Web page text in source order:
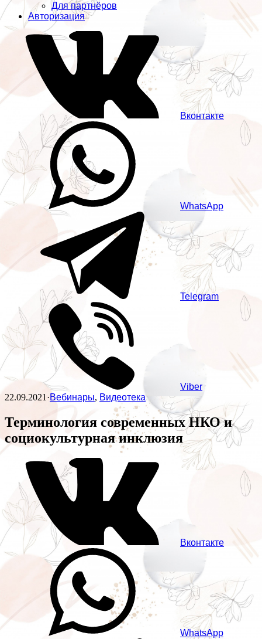
Для партнёров
Авторизация
Вконтакте
WhatsApp
Telegram
Viber
22.09.2021·Вебинары, Видеотека
Терминология современных НКО и
социокультурная инклюзия
Вконтакте
WhatsApp